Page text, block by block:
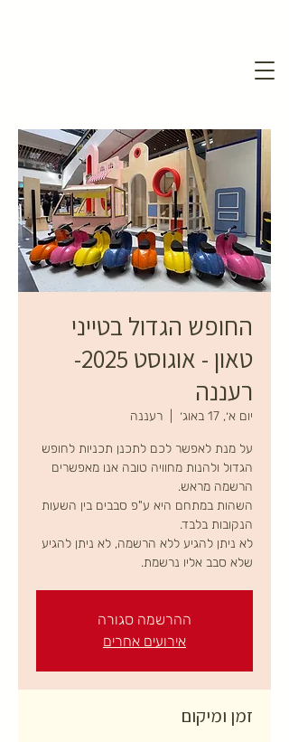
החופש הגדול בטייני
טאון - אוגוסט 2025-
רעננה
יום א׳, 17 באוג׳ רעננה
על מנת לאפשר לכם לתכנן תכניות לחופש
הגדול ולהנות מחוויה טובה אנו מאפשרים
השהות במתחם היא ע"פ סבבים בין השעות
לא ניתן להגיע ללא הרשמה, לא ניתן להגיע
שלא סבב אליו נרשמת.
ההרשמה סגורה
אירועים אחרים
זמן ומיקום